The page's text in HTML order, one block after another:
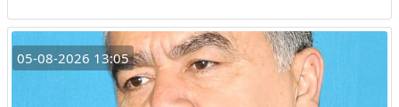
05-08-2026 13:05